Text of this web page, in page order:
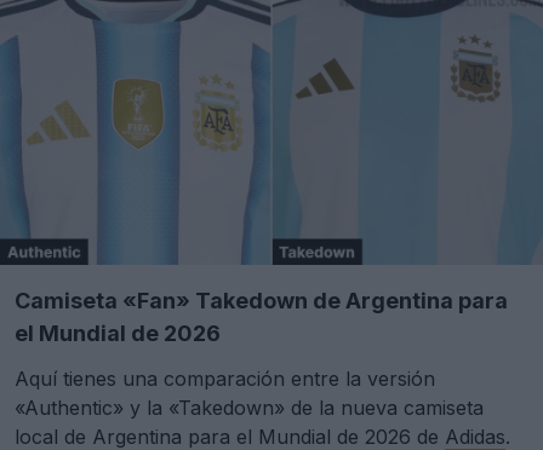
Camiseta «Fan» Takedown de Argentina para
el Mundial de 2026
Aquí tienes una comparación entre la versión
«Authentic» y la «Takedown» de la nueva camiseta
local de Argentina para el Mundial de 2026 de Adidas.